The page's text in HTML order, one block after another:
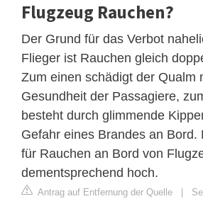
Flugzeug Rauchen?
Der Grund für das Verbot
Flieger ist Rauchen gleich
Zum einen schädigt der Qualm
Gesundheit der Passagiere,
besteht durch glimmende
Gefahr eines Brandes an Bord.
für Rauchen an Bord von
dementsprechend hoch.
Antrag auf Entfernung der Quelle |